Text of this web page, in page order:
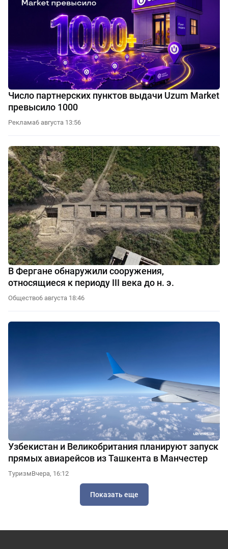
Число партнерских пунктов выдачи Uzum Market
превысило 1000
Реклама6 августа 13:56
В Фергане обнаружили сооружения,
относящиеся к периоду III века до н. э.
Общество6 августа 18:46
Узбекистан и Великобритания планируют запуск
прямых авиарейсов из Ташкента в Манчестер
ТуризмВчера, 16:12
Показать еще